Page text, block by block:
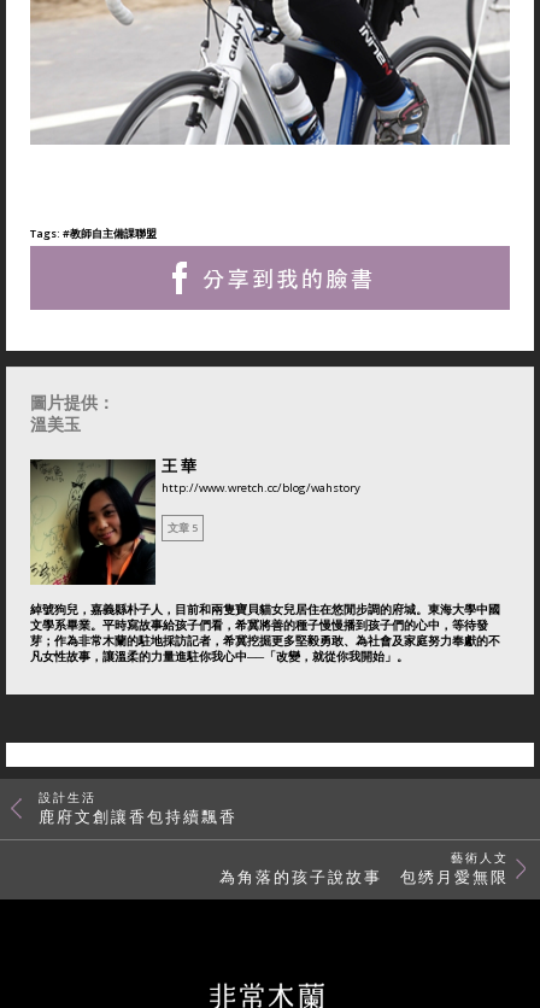
Tags: #教師自主備課聯盟
圖片提供：
溫美玉
王 華
http://www.wretch.cc/blog/wahstory
文章 5
綽號狗兒，嘉義縣朴子人，目前和兩隻寶貝貓女兒居住在悠閒步調的府城。東海大學中國
文學系畢業。平時寫故事給孩子們看，希冀將善的種子慢慢播到孩子們的心中，等待發
芽；作為非常木蘭的駐地採訪記者，希冀挖掘更多堅毅勇敢、為社會及家庭努力奉獻的不
凡女性故事，讓溫柔的力量進駐你我心中──「改變，就從你我開始」。
設計生活
鹿府文創讓香包持續飄香
藝術人文
為角落的孩子說故事 包绣月愛無限